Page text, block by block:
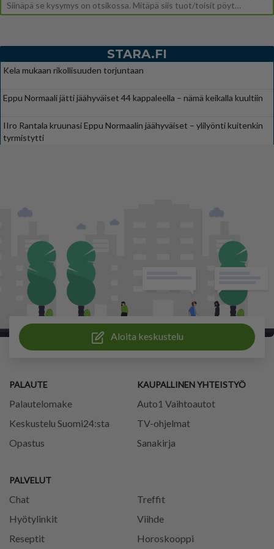
Siinäpä se kysymys on otsikossa. Mitäpä siis tuot/toisit pöytään parisuhteessa? Oletko mies vai nainen? Koetko sen mitä
STARA.FI
Kela mukaan rikollisuuden torjuntaan
Eppu Normaali jätti jäähyväiset 44 kappaleella – nämä keikalla kuultiin
IIro Rantala kruunasi Eppu Normaalin jäähyväiset – ylilyönti kuitenkin
tyrmistytti
Aloita keskustelu
PALAUTE
Palautelomake
Keskustelu Suomi24:sta
Opastus
PALVELUT
Chat
Treffit
Hyötylinkit
Viihde
Reseptit
Horoskooppi
KAUPALLINEN YHTEISTYÖ
Auto1 Vaihtoautot
TV-ohjelmat
Sanakirja